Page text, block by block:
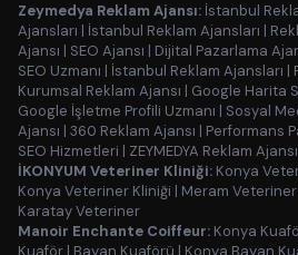
Zeymedya Reklam Ajansı: İstanbul
Ajansları | İstanbul Reklam Ajansları |
Ajansı | SEO Ajansı | Dijital Pazarlama
SEO Uzmanı | İstanbul Reklam Ajansları |
Kurumsal Reklam Ajansı | Google Harita
Google İşletme Profili Uzmanı | Sosyal
Ajansı | 360 Reklam Ajansı | Performans
SEO Hizmetleri | ZEYMEDYA Reklam Ajansı
İKONYUM Veteriner Kliniği: Konya
Konya Veteriner Kliniği | Meram Veteriner
Karatay Veteriner
Manoir Enchante Coiffeur: Konya
Kuaför | Bayan Kuaförü | Konya Bayan